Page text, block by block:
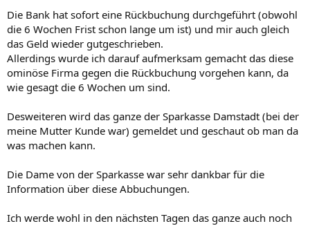
Die Bank hat sofort eine Rückbuchung durchgeführt (obwohl
die 6 Wochen Frist schon lange um ist) und mir auch gleich
das Geld wieder gutgeschrieben.
Allerdings wurde ich darauf aufmerksam gemacht das diese
ominöse Firma gegen die Rückbuchung vorgehen kann, da
wie gesagt die 6 Wochen um sind.
Desweiteren wird das ganze der Sparkasse Damstadt (bei der
meine Mutter Kunde war) gemeldet und geschaut ob man da
was machen kann.
Die Dame von der Sparkasse war sehr dankbar für die
Information über diese Abbuchungen.
Ich werde wohl in den nächsten Tagen das ganze auch noch